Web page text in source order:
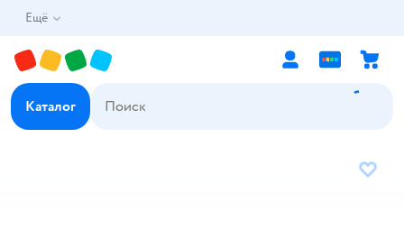
Ещё
Каталог
В